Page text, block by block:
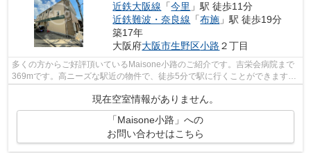
近鉄大阪線 「今里 」駅 徒歩11分
近鉄難波・奈良線 「布施 」駅 徒歩19分
築17年
大阪府大阪市生野区小路 ２丁目
多くの方からご好評頂いているMaisone小路のご紹介です。吉栄会病院まで
369mです。高ニーズな駅近の物件で、徒歩5分で駅に行くことができます。
現在空室情報がありません。
「Maisone小路」への
お問い合わせはこちら